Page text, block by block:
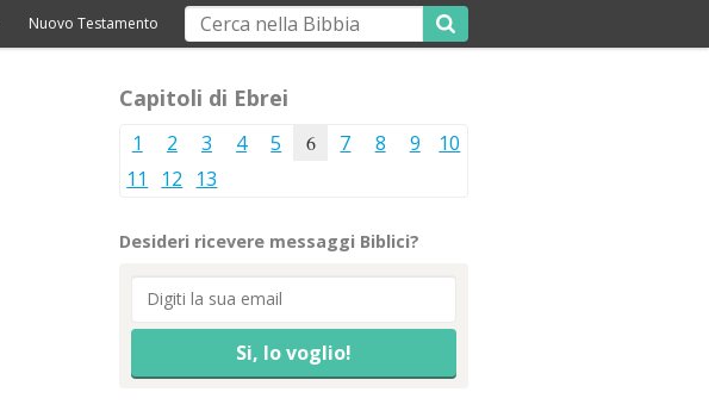
Nuovo Testamento
Capitoli di Ebrei
1 2 3 4 5 6 7 8 9
10
11
12 13
Desideri ricevere messaggi Biblici?